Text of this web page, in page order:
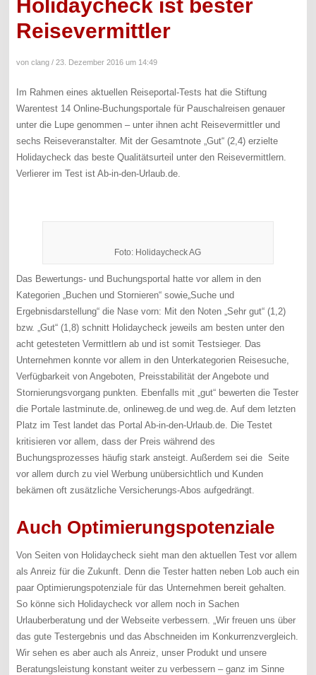
Holidaycheck ist bester
Reisevermittler
von clang /23. Dezember 2016 um 14:49
Im Rahmen eines aktuellen Reiseportal-Tests hat die Stiftung
Warentest 14 Online-Buchungsportale für Pauschalreisen genauer
unter die Lupe genommen – unter ihnen acht Reisevermittler und
sechs Reiseveranstalter. Mit der Gesamtnote „Gut“ (2,4) erzielte
Holidaycheck das beste Qualitätsurteil unter den Reisevermittlern.
Verlierer im Test ist Ab-in-den-Urlaub.de.
Foto: Holidaycheck AG
Das Bewertungs- und Buchungsportal hatte vor allem in den
Kategorien „Buchen und Stornieren“ sowie„Suche und
Ergebnisdarstellung“ die Nase vorn: Mit den Noten „Sehr gut“ (1,2)
bzw. „Gut“ (1,8) schnitt Holidaycheck jeweils am besten unter den
acht getesteten Vermittlern ab und ist somit Testsieger. Das
Unternehmen konnte vor allem in den Unterkategorien Reisesuche,
Verfügbarkeit von Angeboten, Preisstabilität der Angebote und
Stornierungsvorgang punkten. Ebenfalls mit „gut“ bewerten die Tester
die Portale lastminute.de, onlineweg.de und weg.de. Auf dem letzten
Platz im Test landet das Portal Ab-in-den-Urlaub.de. Die Testet
kritisieren vor allem, dass der Preis während des
Buchungsprozesses häufig stark ansteigt. Außerdem sei die Seite
vor allem durch zu viel Werbung unübersichtlich und Kunden
bekämen oft zusätzliche Versicherungs-Abos aufgedrängt.
Auch Optimierungspotenziale
Von Seiten von Holidaycheck sieht man den aktuellen Test vor allem
als Anreiz für die Zukunft. Denn die Tester hatten neben Lob auch ein
paar Optimierungspotenziale für das Unternehmen bereit gehalten.
So könne sich Holidaycheck vor allem noch in Sachen
Urlauberberatung und der Webseite verbessern. „Wir freuen uns über
das gute Testergebnis und das Abschneiden im Konkurrenzvergleich.
Wir sehen es aber auch als Anreiz, unser Produkt und unsere
Beratungsleistung konstant weiter zu verbessern – ganz im Sinne